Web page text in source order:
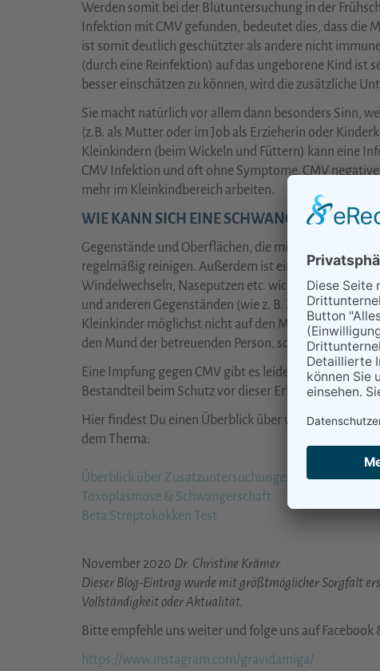
Werden somit bei der Blutuntersuchung in der
Infektion mit CMV gefunden, bedeutet dies, dass
ist somit deutlich geschützter als andere nicht
(durch eine Reinfektion) auf das ungeborene Kind ist
besser einschätzen zu können, wird die zusätzliche
Sie macht natürlich vor allem dann besonders Sinn,
(z.B. als Mutter oder im Job als Erzieherin oder
Kleinkindern (beim Wickeln und Füttern) kann eine
CMV Infektion und oft ohne Symptome. CMV negative
mehr im Kleinkindbereich arbeiten.
WIE KANN SICH EINE SCHWANGERE VOR
Gegenstände und Oberflächen, die mit Urin und
regelmäßig reinigen. Außerdem ist eine gründliche
Windelwechseln, Naseputzen etc. wichtig. Eine
und anderen Gegenständen (wie z. B. Zahnbürsten)
Kleinkinder möglichst nicht auf den Mund geküsst
den Mund der betreuenden Person, sondern sollten
Eine Impfung gegen CMV gibt es leider nicht,
Bestandteil beim Schutz vor dieser Erkrankung.
Hier findest Du einen Überblick über weitere
dem Thema:
Überblick über Zusatzuntersuchungen
Toxoplasmose & Schwangerschaft
Beta Streptokokken Test
November 2020 Dr. Christine Krämer
Dieser Blog-Eintrag wurde mit größtmöglicher Sorgfalt
Vollständigkeit oder Aktualität.
Bitte empfehle uns weiter und folge uns auf
https://www.instagram.com/gravidamiga/